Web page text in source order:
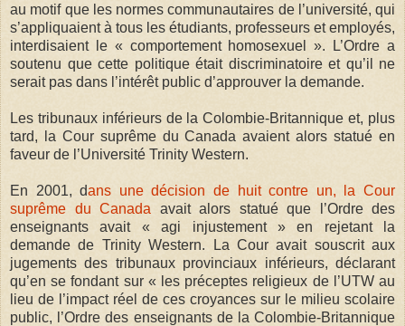
au motif que les normes communautaires de l’université, qui
s’appliquaient à tous les étudiants, professeurs et employés,
interdisaient le « comportement homosexuel ». L’Ordre a
soutenu que cette politique était discriminatoire et qu’il ne
serait pas dans l’intérêt public d’approuver la demande.
Les tribunaux inférieurs de la Colombie-Britannique et, plus
tard, la Cour suprême du Canada avaient alors statué en
faveur de l’Université Trinity Western.
En 2001, dans une décision de huit contre un, la Cour
suprême du Canada avait alors statué que l’Ordre des
enseignants avait « agi injustement » en rejetant la
demande de Trinity Western. La Cour avait souscrit aux
jugements des tribunaux provinciaux inférieurs, déclarant
qu’en se fondant sur « les préceptes religieux de l’UTW au
lieu de l’impact réel de ces croyances sur le milieu scolaire
public, l’Ordre des enseignants de la Colombie-Britannique